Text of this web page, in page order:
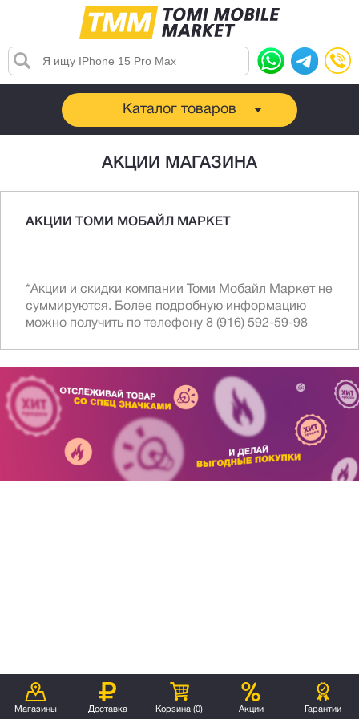
Каталог товаров
Акции
Доставка
Магазины Гарантии
Корзина (0)
АКЦИИ МАГАЗИНА
АКЦИИ ТОМИ МОБАЙЛ МАРКЕТ
*Акции и скидки компании Томи Мобайл Маркет не
суммируются. Более подробную информацию
можно получить по телефону 8 (916) 592-59-98